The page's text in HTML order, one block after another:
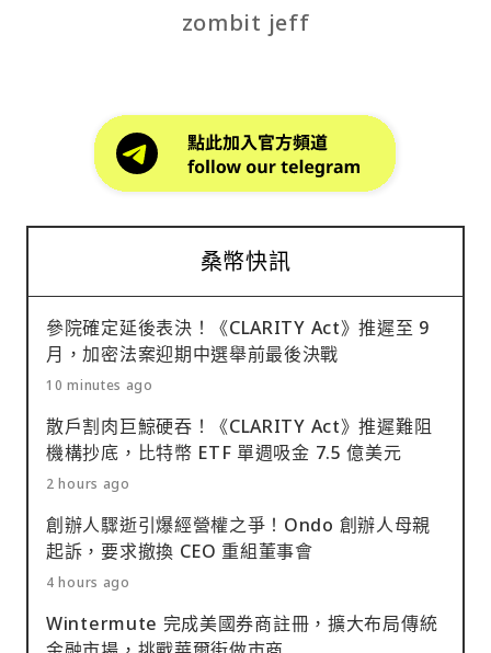
zombit jeff
桑幣快訊
參院確定延後表決！《CLARITY Act》推遲至 9
月，加密法案迎期中選舉前最後決戰
10 minutes ago
散戶割肉巨鯨硬吞！《CLARITY Act》推遲難阻
機構抄底，比特幣 ETF 單週吸金 7.5 億美元
2 hours ago
創辦人驟逝引爆經營權之爭！Ondo 創辦人母親
起訴，要求撤換 CEO 重組董事會
4 hours ago
Wintermute 完成美國券商註冊，擴大布局傳統